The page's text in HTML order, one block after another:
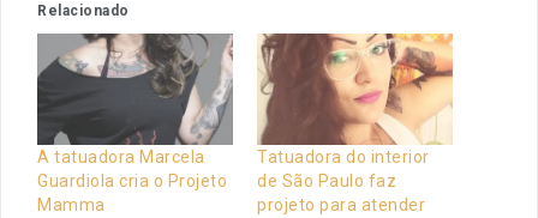
Relacionado
A tatuadora Marcela
Guardiola cria o Projeto
Mamma
Tatuadora do interior
de São Paulo faz
projeto para atender